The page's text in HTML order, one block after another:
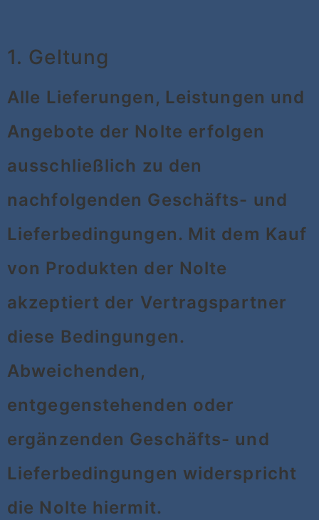
1. Geltung
Alle Lieferungen, Leistungen und
Angebote der Nolte erfolgen
ausschließlich zu den
nachfolgenden Geschäfts- und
Lieferbedingungen. Mit dem Kauf
von Produkten der Nolte
akzeptiert der Vertragspartner
diese Bedingungen.
Abweichenden,
entgegenstehenden oder
ergänzenden Geschäfts- und
Lieferbedingungen widerspricht
die Nolte hiermit.